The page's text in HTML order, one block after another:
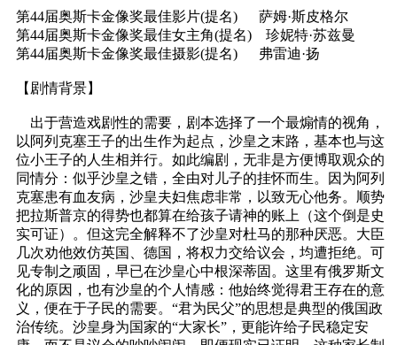
第44届奥斯卡金像奖最佳影片(提名) 萨姆·斯皮格尔
第44届奥斯卡金像奖最佳女主角(提名) 珍妮特·苏兹曼
第44届奥斯卡金像奖最佳摄影(提名) 弗雷迪·扬
【剧情背景】
出于营造戏剧性的需要，剧本选择了一个最煽情的视角，
以阿列克塞王子的出生作为起点，沙皇之末路，基本也与这
位小王子的人生相并行。如此编剧，无非是方便博取观众的
同情分：似乎沙皇之错，全由对儿子的挂怀而生。因为阿列
克塞患有血友病，沙皇夫妇焦虑非常，以致无心他务。顺势
把拉斯普京的得势也都算在给孩子请神的账上（这个倒是史
实可证）。但这完全解释不了沙皇对杜马的那种厌恶。大臣
几次劝他效仿英国、德国，将权力交给议会，均遭拒绝。可
见专制之顽固，早已在沙皇心中根深蒂固。这里有俄罗斯文
化的原因，也有沙皇的个人情感：他始终觉得君王存在的意
义，便在于子民的需要。“君为民父”的思想是典型的俄国政
治传统。沙皇身为国家的“大家长”，更能许给子民稳定安